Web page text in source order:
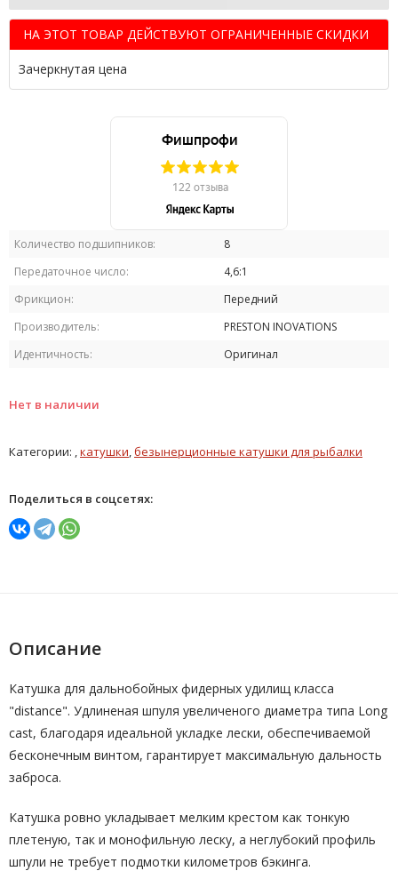
Количество подшипников:
8
Передаточное число:
4,6:1
Фрикцион:
Передний
Производитель:
PRESTON INOVATIONS
Идентичность:
Оригинал
Нет в наличии
НА ЭТОТ ТОВАР ДЕЙСТВУЮТ ОГРАНИЧЕННЫЕ СКИДКИ
Зачеркнутая цена
Категории: , катушки безынерционные катушки для рыбалки
Поделиться в соцсетях:
Описание
Катушка для дальнобойных фидерных удилищ класса
"distance". Удлиненая шпуля увеличеного диаметра типа Long
cast, благодаря идеальной укладке лески, обеспечиваемой
бесконечным винтом, гарантирует максимальную дальность
заброса.
Катушка ровно укладывает мелким крестом как тонкую
плетеную, так и монофильную леску, а неглубокий профиль
шпули не требует подмотки километров бэкинга.